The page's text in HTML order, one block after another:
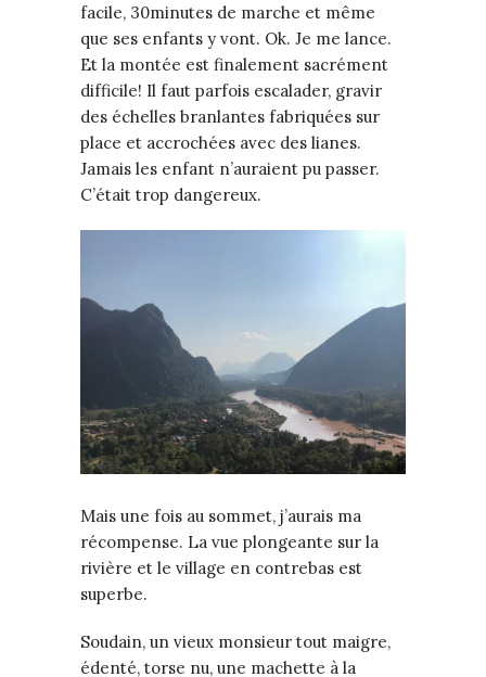
facile, 30minutes de marche et même
que ses enfants y vont. Ok. Je me lance.
Et la montée est finalement sacrément
difficile! Il faut parfois escalader, gravir
des échelles branlantes fabriquées sur
place et accrochées avec des lianes.
Jamais les enfant n’auraient pu passer.
C’était trop dangereux.
Mais une fois au sommet, j’aurais ma
récompense. La vue plongeante sur la
rivière et le village en contrebas est
superbe.
Soudain, un vieux monsieur tout maigre,
édenté, torse nu, une machette à la